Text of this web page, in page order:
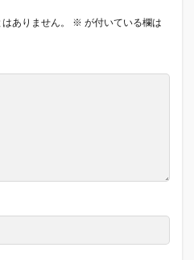
ありません。 ※ が付いている欄は